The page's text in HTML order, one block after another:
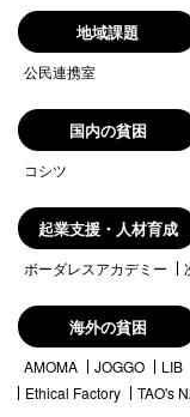
地域課題
公民連携室
国内の貧困
コシツ
起業支援・人材育成
ボーダレスアカデミー
海外の貧困
AMOMA JOGGO LIB
Ethical Factory
TAO's